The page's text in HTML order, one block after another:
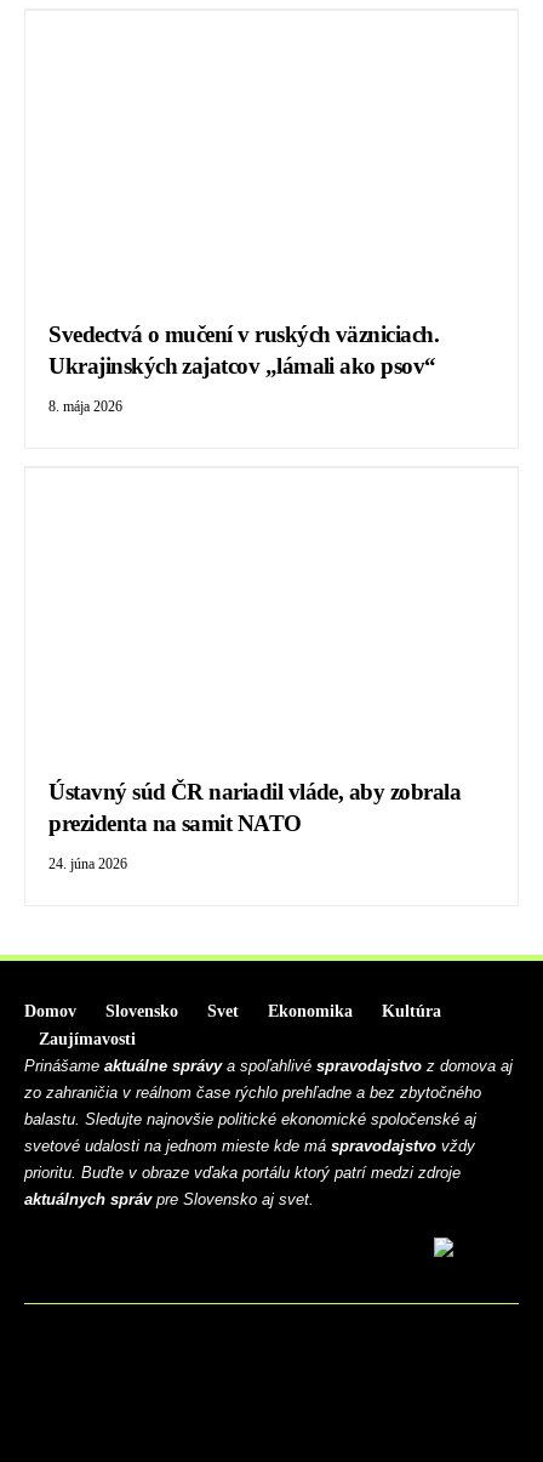
Svedectvá o mučení v ruských väzniciach.
Ukrajinských zajatcov „lámali ako psov“
8. mája 2026
Ústavný súd ČR nariadil vláde, aby zobrala
prezidenta na samit NATO
24. júna 2026
Domov Slovensko Svet Ekonomika
Kultúra
Zaujímavosti
Prinášame aktuálne správya spoľahlivé spravodajstvo z domova aj
zo zahraničia v reálnom čase rýchlo prehľadne a bez zbytočného
balastu. Sledujte najnovšie politické ekonomické spoločenské aj
svetové udalosti na jednom mieste kde má spravodajstvo vždy
prioritu. Buďte v obraze vďaka portálu ktorý patrí medzi zdroje
aktuálnych správpre Slovensko aj svet.